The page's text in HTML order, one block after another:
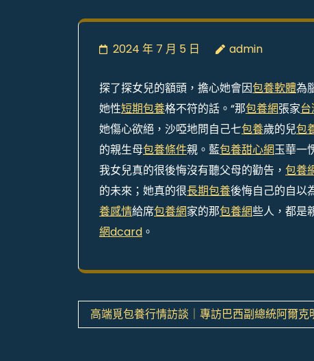
2024 年 7 月 5 日 admin
探了探女兒的額頭，擔心她會因包養軟體為
她性短期包養格不符的話。“那包養網張家
她傷心欲絕，沙啞地問自己七包養歲的兒包
的親生母包養條件親。藍包養甜心網玉華一
我女兒真的很後悔沒有聽父母的勸告， 包養
的未來；她真的很長期包養後悔自己的自以
養感情給席包養網家的那包養網些人，都是
網dcard 。
文
章
高端覓包養行情訪談｜專訪巴西副總統阿爾克